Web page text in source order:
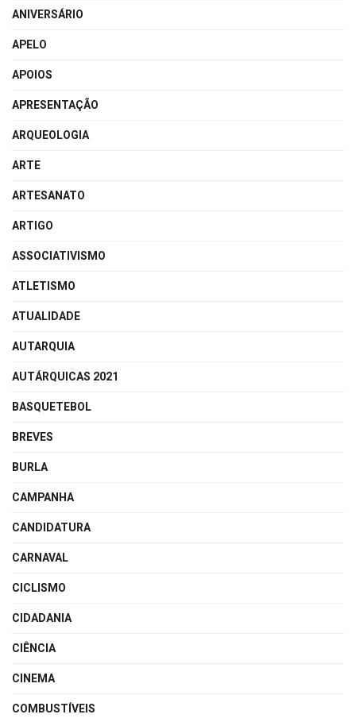
ANIVERSÁRIO
APELO
APOIOS
APRESENTAÇÃO
ARQUEOLOGIA
ARTE
ARTESANATO
ARTIGO
ASSOCIATIVISMO
ATLETISMO
ATUALIDADE
AUTARQUIA
AUTÁRQUICAS 2021
BASQUETEBOL
BREVES
BURLA
CAMPANHA
CANDIDATURA
CARNAVAL
CICLISMO
CIDADANIA
CIÊNCIA
CINEMA
COMBUSTÍVEIS